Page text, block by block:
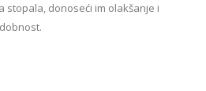
stopala, donoseći im olakšanje i